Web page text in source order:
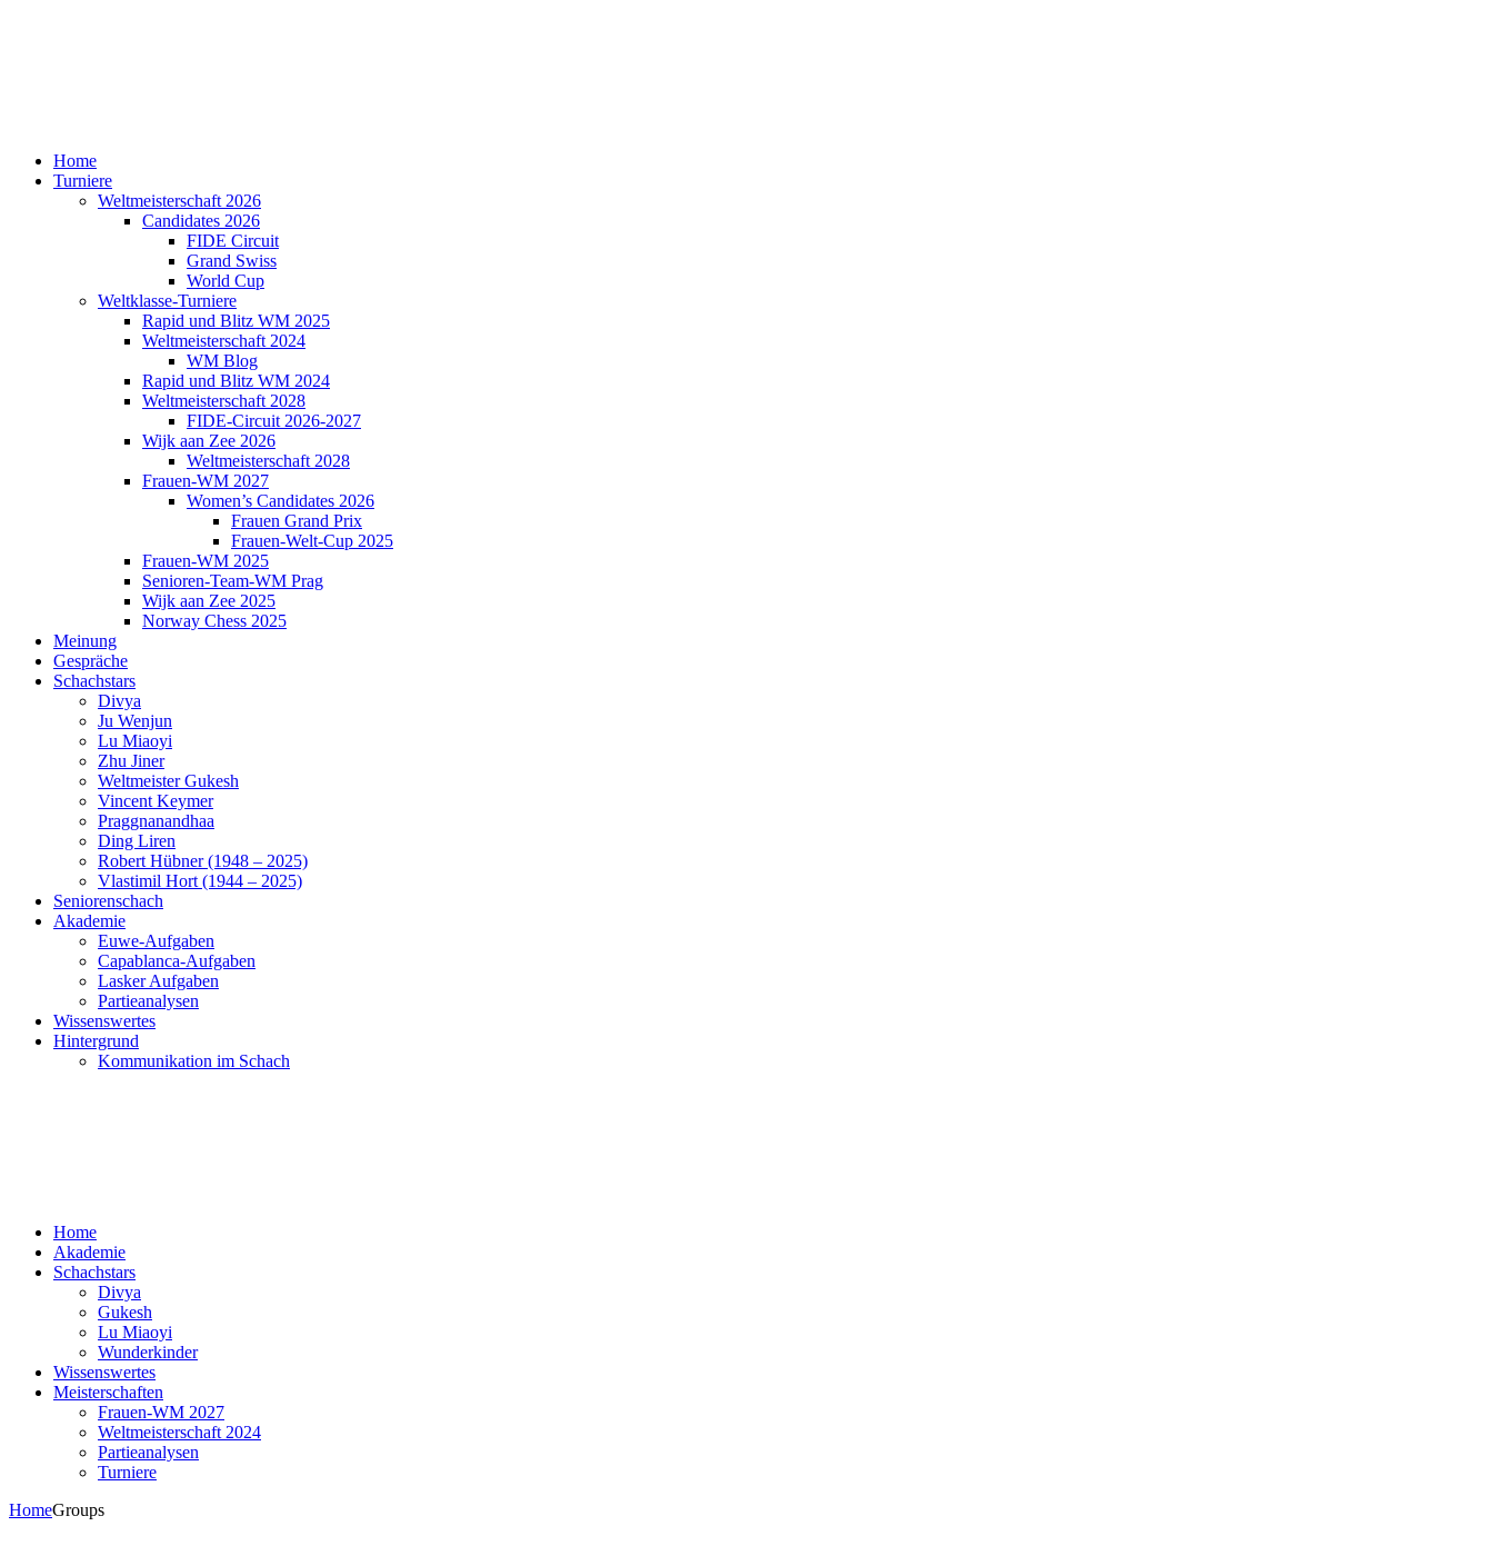
Home
Turniere
Weltmeisterschaft 2026
Candidates 2026
FIDE Circuit
Grand Swiss
World Cup
Weltklasse-Turniere
Rapid und Blitz WM 2025
Weltmeisterschaft 2024
WM Blog
Rapid und Blitz WM 2024
Weltmeisterschaft 2028
FIDE-Circuit 2026-2027
Wijk aan Zee 2026
Weltmeisterschaft 2028
Frauen-WM 2027
Women’s Candidates 2026
Frauen Grand Prix
Frauen-Welt-Cup 2025
Frauen-WM 2025
Senioren-Team-WM Prag
Wijk aan Zee 2025
Norway Chess 2025
Meinung
Gespräche
Schachstars
Divya
Ju Wenjun
Lu Miaoyi
Zhu Jiner
Weltmeister Gukesh
Vincent Keymer
Praggnanandhaa
Ding Liren
Robert Hübner (1948 – 2025)
Vlastimil Hort (1944 – 2025)
Seniorenschach
Akademie
Euwe-Aufgaben
Capablanca-Aufgaben
Lasker Aufgaben
Partieanalysen
Wissenswertes
Hintergrund
Kommunikation im Schach
Home
Akademie
Schachstars
Divya
Gukesh
Lu Miaoyi
Wunderkinder
Wissenswertes
Meisterschaften
Frauen-WM 2027
Weltmeisterschaft 2024
Partieanalysen
Turniere
HomeGroups